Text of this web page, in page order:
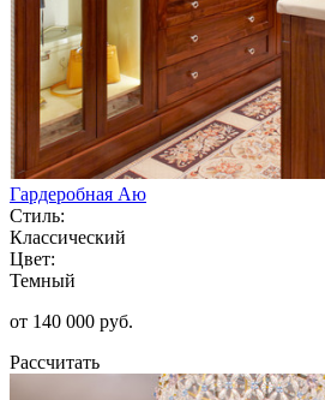
Гардеробная Аю
Стиль:
Классический
Цвет:
Темный
от 140 000 руб.
Рассчитать